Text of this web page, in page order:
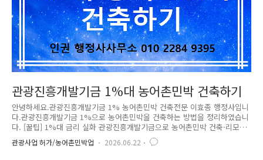
관광진흥개발기금 1%대 농어촌민박 건축하기
안녕하세요.관광진흥개발기금 1% 농어촌민박 건축전문 이효종 행정사입니
다.관광진흥개발기금 1%으로 농어촌민박을 건축하는 방법을 정리하였습니
다. [꿀팁] 1%대 금리 실화 관광진흥개발기금으로 농어촌민박 건축·리모
델링하는 모든 것! 안녕하세요! 귀농·귀촌을 꿈꾸시거나, 시골에서 나만의
예쁜 감성 숙소를 운영해보고 싶으신 분들 많으시죠?요즘 독채 펜션이나
관광사업 허가/농어촌민박업 2026.06.22